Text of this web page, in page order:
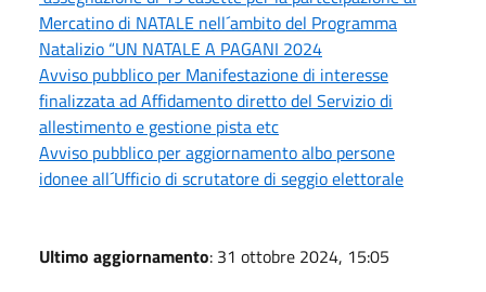
Mercatino di NATALE nell´ambito del Programma
Natalizio “UN NATALE A PAGANI 2024
Avviso pubblico per Manifestazione di interesse
finalizzata ad Affidamento diretto del Servizio di
allestimento e gestione pista etc
Avviso pubblico per aggiornamento albo persone
idonee all´Ufficio di scrutatore di seggio elettorale
Ultimo aggiornamento: 31 ottobre 2024, 15:05